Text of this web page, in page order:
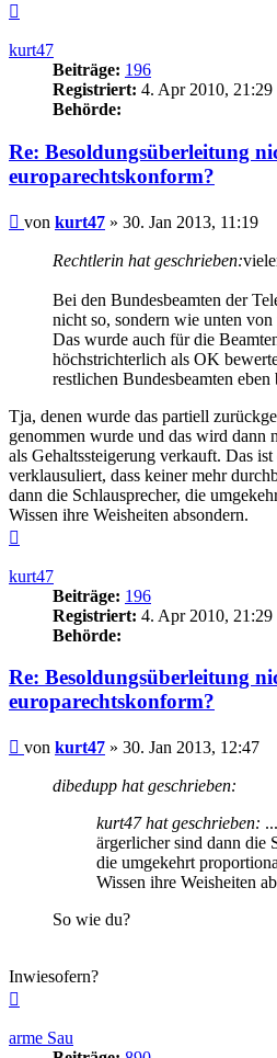
kurt47
Beiträge: 196
Registriert: 4. Apr 2010, 21:29
Behörde:
Re: Besoldungsüberleitung
europarechtskonform?
Beitrag
von kurt47 » 30. Jan 2013, 11:19
Rechtlerin hat geschrieben:
Bei den Bundesbeamten der
nicht so, sondern wie unten von
Das wurde auch für die
höchstrichterlich als OK
restlichen Bundesbeamten eben
Tja, denen wurde das partiell
genommen wurde und das wird dann
als Gehaltssteigerung verkauft. Das
verklausuliert, dass keiner mehr
dann die Schlausprecher, die
Wissen ihre Weisheiten absondern.
kurt47
Beiträge: 196
Registriert: 4. Apr 2010, 21:29
Behörde:
Re: Besoldungsüberleitung
europarechtskonform?
Beitrag
von kurt47 » 30. Jan 2013, 12:47
dibedupp hat geschrieben:
kurt47 hat geschrieben:
ärgerlicher sind dann die
die umgekehrt
Wissen ihre Weisheiten
So wie du?
Inwiesofern?
arme Sau